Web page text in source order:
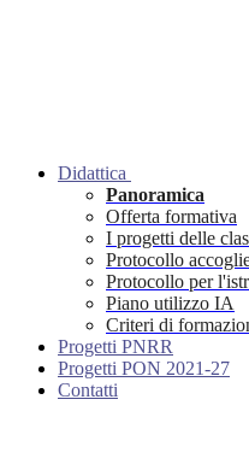
Didattica
Panoramica
Offerta formativa
I progetti delle
Protocollo
Protocollo per
Piano utilizzo IA
Criteri di
Progetti PNRR
Progetti PON 2021-27
Contatti